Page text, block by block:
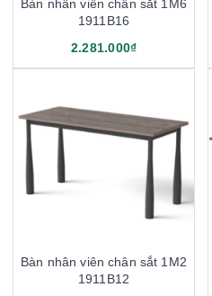
Bàn nhân viên chân sắt 1M6
1911B16
2.281.000₫
Bàn nhân viên chân sắt 1M2
1911B12